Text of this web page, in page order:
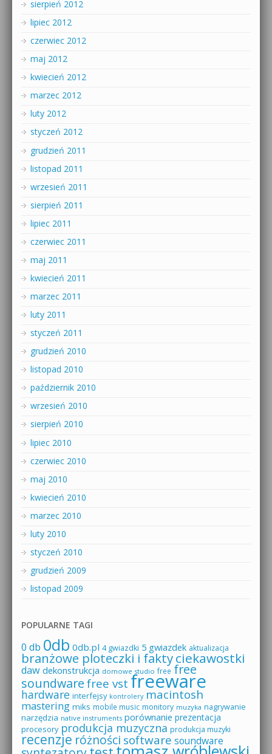
sierpień 2012
lipiec 2012
czerwiec 2012
maj 2012
kwiecień 2012
marzec 2012
luty 2012
styczeń 2012
grudzień 2011
listopad 2011
wrzesień 2011
sierpień 2011
lipiec 2011
czerwiec 2011
maj 2011
kwiecień 2011
marzec 2011
luty 2011
styczeń 2011
grudzień 2010
listopad 2010
październik 2010
wrzesień 2010
sierpień 2010
lipiec 2010
czerwiec 2010
maj 2010
kwiecień 2010
marzec 2010
luty 2010
styczeń 2010
grudzień 2009
listopad 2009
POPULARNE TAGI
0 db 0db 0db.pl 4 gwiazdki 5 gwiazdek aktualizacja
branżowe ploteczki i faktyciekawostki
daw dekonstrukcja domowe studio free free
soundware free vst freeware
hardware interfejsy kontrolery macintosh
mastering miks mobile music monitory muzyka nagrywanie
narzędzia native instruments porównanie prezentacja
procesory produkcja muzyczna produkcja muzyki
recenzje różności software soundware